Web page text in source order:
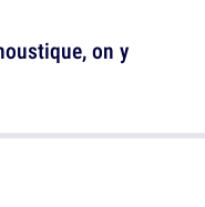
on y